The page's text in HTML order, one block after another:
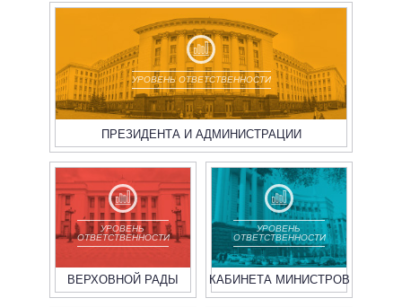
УРОВЕНЬ ОТВЕТСТВЕННОСТИ
ПРЕЗИДЕНТА И АДМИНИСТРАЦИИ
УРОВЕНЬ
ОТВЕТСТВЕННОСТИ
ВЕРХОВНОЙ РАДЫ
УРОВЕНЬ
ОТВЕТСТВЕННОСТИ
КАБИНЕТА МИНИСТРОВ